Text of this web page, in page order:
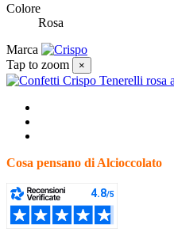
Colore
Rosa
Marca
Tap to zoom
×
Cosa pensano di Alcioccolato